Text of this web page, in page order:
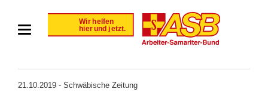
21.10.2019 - Schwäbische Zeitung